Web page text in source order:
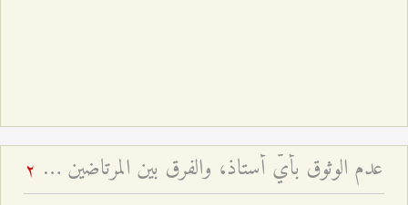
عدم الوثوق بأيّ أستاذ، والفرق بين المرتاضين وأولياء الله، و... - محاضرات جبل عامل - أسئلة وأجوبة الرجال - ج ۷ 2